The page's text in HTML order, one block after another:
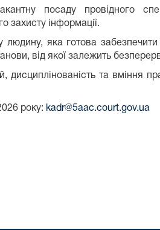
посаду провідного
захисту інформації.
яка готова
від якої залежить
та вміння
року: kadr@5aac.court.gov.ua